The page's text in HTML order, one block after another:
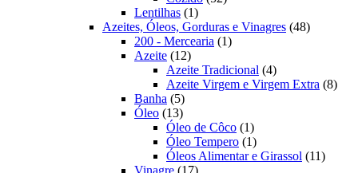
Lentilhas 11
produto
Azeites, Óleos, Gorduras e Vinagres 4848
200 - Mercearia 11
Azeite 1212
produtos
Azeite Tradicional 44
produtos
Azeite Virgem e Virgem Extra 88
Banha 55
produtos
Óleo 1313
produtos
Óleo de Côco 11
produto
Óleo Tempero 11
produto
Óleos Alimentar e Girassol 1111
17